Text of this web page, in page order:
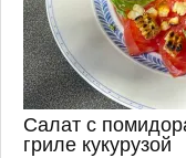
Салат с
гриле кукурузой